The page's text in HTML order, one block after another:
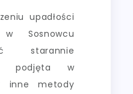
upadłości
w Sosnowcu
starannie
i podjęta w
inne metody